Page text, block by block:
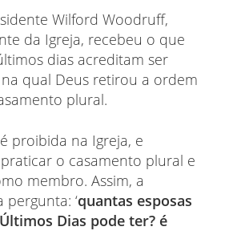
Wilford Woodruff,
da Igreja, recebeu o que
dias acreditam ser
qual Deus retirou a ordem
plural.
proibida na Igreja, e
o casamento plural e
membro. Assim, a
pergunta: ‘quantas esposas
Dias pode ter? é